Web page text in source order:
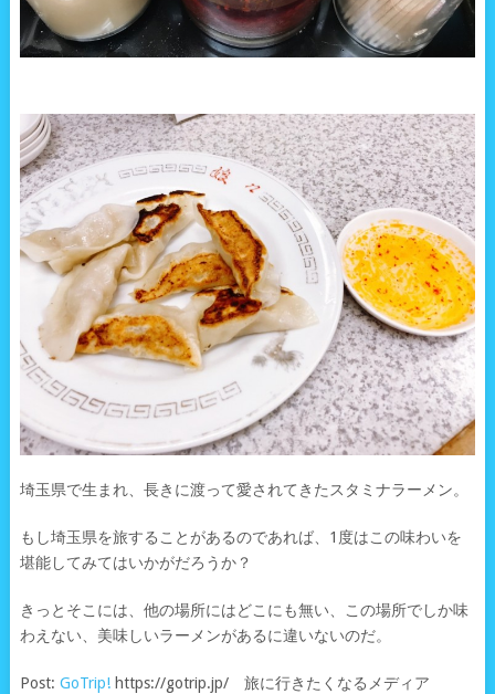
埼玉県で生まれ、長きに渡って愛されてきたスタミナラーメン。
もし埼玉県を旅することがあるのであれば、1度はこの味わいを
堪能してみてはいかがだろうか？
きっとそこには、他の場所にはどこにも無い、この場所でしか味
わえない、美味しいラーメンがあるに違いないのだ。
Post: GoTrip!https://gotrip.jp/ 旅に行きたくなるメディア